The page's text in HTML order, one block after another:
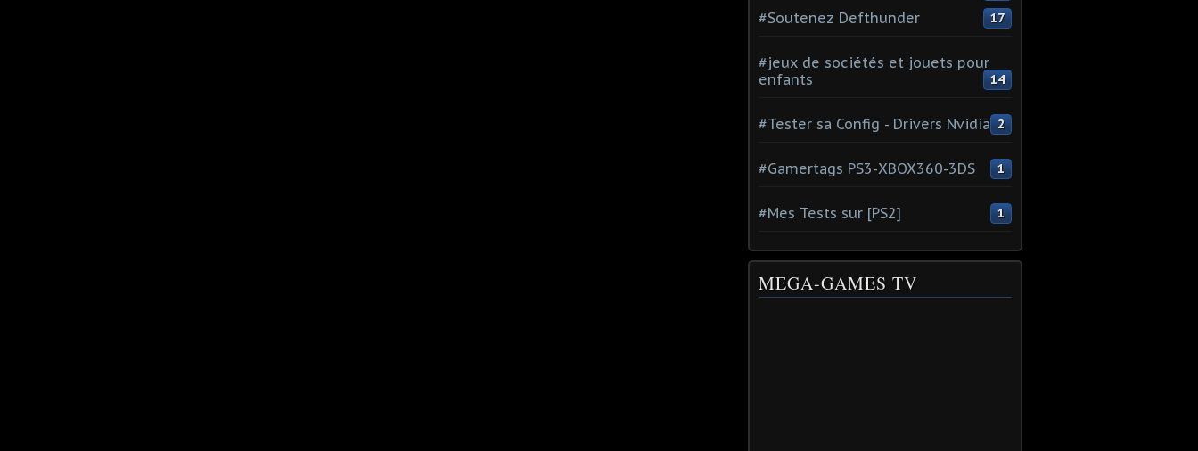
#Soutenez Defthunder 17
#jeux de sociétés et jouets pour
enfants
14
#Tester sa Config - Drivers Nvidia 2
#Gamertags PS3-XBOX360-3DS 1
#Mes Tests sur [PS2] 1
MEGA-GAMES TV